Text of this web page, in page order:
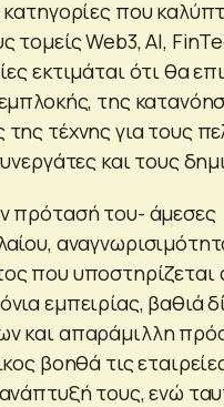
κατηγορίες που
τομείς Web3, AI,
εκτιμάται ότι θα
της
τέχνης για τους
και τους
πρότασή του- άμεσες
που υποστηρίζεται
εμπειρίας, βαθιά
και απαράμιλλη
βοηθά τις
τους, ενώ